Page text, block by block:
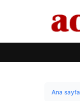
Ana sayfa